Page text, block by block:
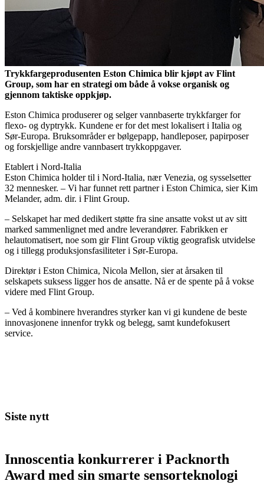
Trykkfargeprodusenten Eston Chimica blir kjøpt av Flint
Group, som har en strategi om både å vokse organisk og
gjennom taktiske oppkjøp.
Eston Chimica produserer og selger vannbaserte trykkfarger for
flexo- og dyptrykk. Kundene er for det mest lokalisert i Italia og
Sør-Europa. Bruksområder er bølgepapp, handleposer, papirposer
og forskjellige andre vannbasert trykkoppgaver.
Etablert i Nord-Italia
Eston Chimica holder til i Nord-Italia, nær Venezia, og sysselsetter
32 mennesker. – Vi har funnet rett partner i Eston Chimica, sier Kim
Melander, adm. dir. i Flint Group.
– Selskapet har med dedikert støtte fra sine ansatte vokst ut av sitt
marked sammenlignet med andre leverandører. Fabrikken er
helautomatisert, noe som gir Flint Group viktig geografisk utvidelse
og i tillegg produksjonsfasiliteter i Sør-Europa.
Direktør i Eston Chimica, Nicola Mellon, sier at årsaken til
selskapets suksess ligger hos de ansatte. Nå er de spente på å vokse
videre med Flint Group.
– Ved å kombinere hverandres styrker kan vi gi kundene de beste
innovasjonene innenfor trykk og belegg, samt kundefokusert
service.
Siste nytt
Innoscentia konkurrerer i Packnorth
Award med sin smarte sensorteknologi